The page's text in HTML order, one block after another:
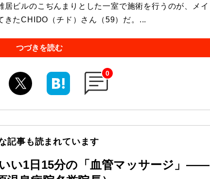
ビルのこぢんまりとした一室で施術を行うのが、メイ
きたCHIDO（チド）さん（59）だ。...
つづきを読む
0
記事も読まれています
い1日15分の「血管マッサージ」――